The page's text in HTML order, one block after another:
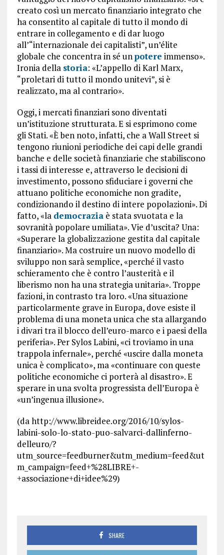
creato così un mercato finanziario integrato che
ha consentito al capitale di tutto il mondo di
entrare in collegamento e di dar luogo
all’“internazionale dei capitalisti”, un’élite
globale che concentra in sé unpotere immenso».
Ironia della storia: «L’appello di Karl Marx,
“proletari di tutto il mondo unitevi”, si è
realizzato, ma al contrario».
Oggi, i mercati finanziari sono diventati
un’istituzione strutturata. E si esprimono come
gli Stati. «È ben noto, infatti, che a Wall Street si
tengono riunioni periodiche dei capi delle grandi
banche e delle società finanziarie che stabiliscono
i tassi di interesse e, attraverso le decisioni di
investimento, possono sfiduciare i governi che
attuano politiche economiche non gradite,
condizionando il destino di intere popolazioni». Di
fatto, «la democraziaè stata svuotata e la
sovranità popolare umiliata». Vie d’uscita? Una:
«Superare la globalizzazione gestita dal capitale
finanziario». Ma costruire un nuovo modello di
sviluppo non sarà semplice, «perché il vasto
schieramento che è contro l’austerità e il
liberismo non ha una strategia unitaria». Troppe
fazioni, in contrasto tra loro. «Una situazione
particolarmente grave in Europa, dove esiste il
problema di una moneta unica che sta allargando
i divari tra il blocco dell’euro-marco e i paesi della
periferia». Per Sylos Labini, «ci troviamo in una
trappola infernale», perché «uscire dalla moneta
unica è complicato», ma «continuare con queste
politiche economiche ci porterà al disastro». E
sperare in una svolta progressista dell’Europa è
«un’ingenua illusione».
(da http://www.libreidee.org/2016/10/sylos-
labini-solo-lo-stato-puo-salvarci-dallinferno-
delleuro/?
utm_source=feedburner&utm_medium=feed&ut
m_campaign=feed+%28LIBRE+-
+associazione+di+idee%29)
SHARE